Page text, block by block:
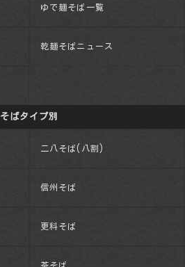
ゆで麺そば一覧
乾麺そばニュース
そばタイプ別
二八そば(八割)
信州そば
更科そば